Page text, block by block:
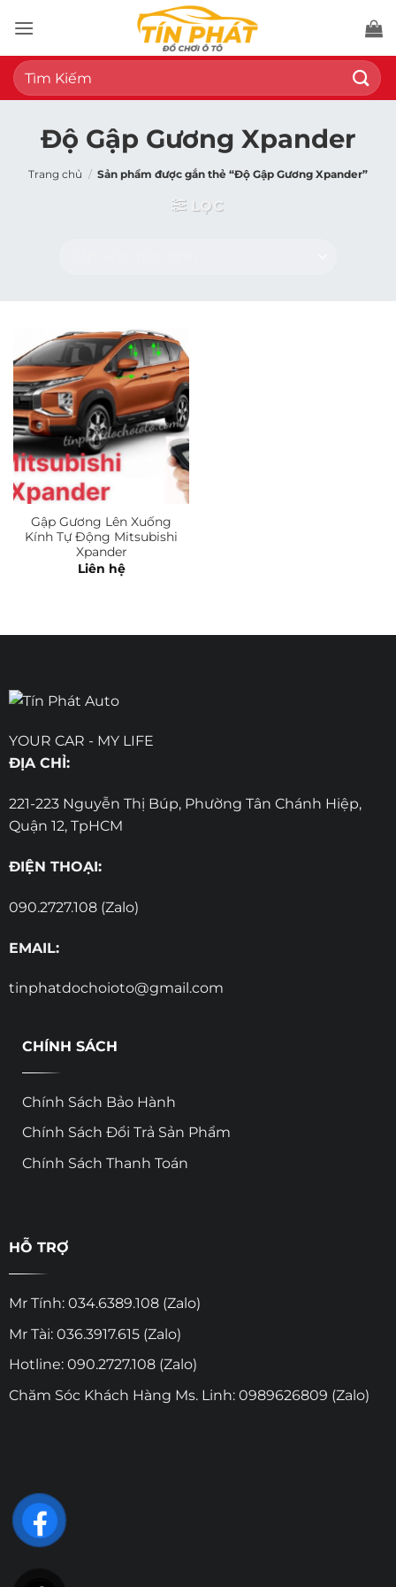
qua
nội
dung
Tìm
kiếm:
Độ Gập Gương Xpander
Trang chủ / Sản phẩm được gắn thẻ “Độ Gập Gương Xpander”
LỌC
Gập Gương Lên Xuống
Kính Tự Động Mitsubishi
Xpander
Liên hệ
YOUR CAR - MY LIFE
ĐỊA CHỈ:
221-223 Nguyễn Thị Búp, Phường Tân Chánh Hiệp,
Quận 12, TpHCM
ĐIỆN THOẠI:
090.2727.108 (Zalo)
EMAIL:
tinphatdochoioto@gmail.com
CHÍNH SÁCH
Chính Sách Bảo Hành
Chính Sách Đổi Trả Sản Phẩm
Chính Sách Thanh Toán
HỖ TRỢ
Mr Tính: 034.6389.108 (Zalo)
Mr Tài: 036.3917.615 (Zalo)
Hotline: 090.2727.108 (Zalo)
Chăm Sóc Khách Hàng Ms. Linh: 0989626809 (Zalo)